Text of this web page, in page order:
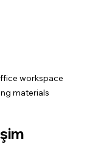
workspace
materials